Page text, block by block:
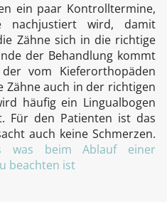
ein paar Kontrolltermine,
nachjustiert wird, damit
Zähne sich in die richtige
der Behandlung kommt
vom Kieferorthopäden
Zähne auch in der richtigen
häufig ein Lingualbogen
Für den Patienten ist das
auch keine Schmerzen.
was beim Ablauf einer
beachten ist